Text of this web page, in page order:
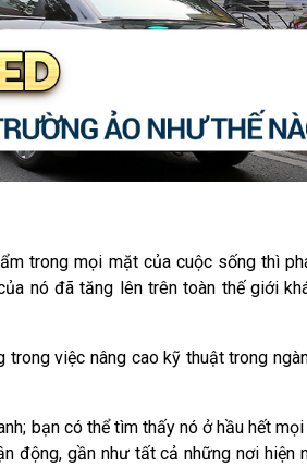
trong mọi mặt của cuộc sống thì
nó đã tăng lên trên toàn thế giới
việc nâng cao kỹ thuật trong
bạn có thể tìm thấy nó ở hầu hết
động, gần như tất cả những nơi hiện